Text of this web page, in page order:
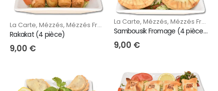
La Carte, Mézzés, Mézzés Froids Mézzzés Chauds
Rakakat (4 pièce)
9,00 €
La Carte, Mézzés, Mézzés Froids
Sambousik Fromage (4 pièces)
9,00 €